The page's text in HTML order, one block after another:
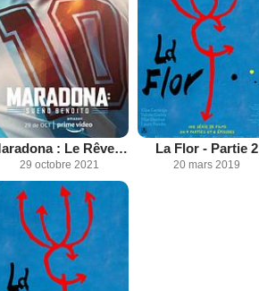
Maradona : Le Rêve Béni
29 octobre 2021
La Flor - Partie 2
20 mars 2019